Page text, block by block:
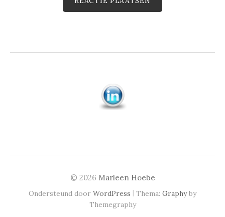
© 2026 Marleen Hoebe
Ondersteund door WordPress | Thema: Graphyby
Themegraphy